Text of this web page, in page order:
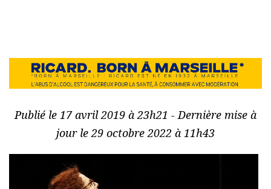
Publié le 17 avril 2019 à 23h21 - Dernière mise à
jour le 29 octobre 2022 à 11h43